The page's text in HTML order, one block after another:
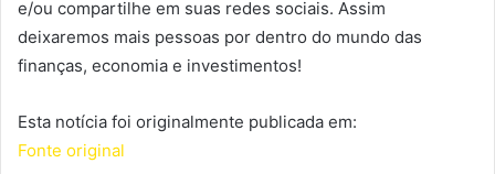
e/ou compartilhe em suas redes sociais. Assim
deixaremos mais pessoas por dentro do mundo das
finanças, economia e investimentos!
Esta notícia foi originalmente publicada em:
Fonte original